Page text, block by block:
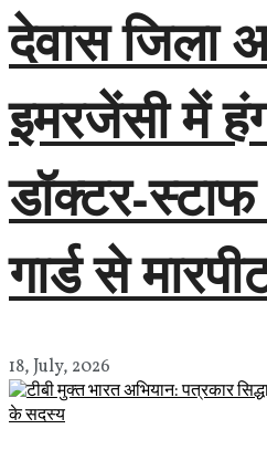
देवास जिला
इमरजेंसी में
डॉक्टर-
गार्ड से
18, July, 2026